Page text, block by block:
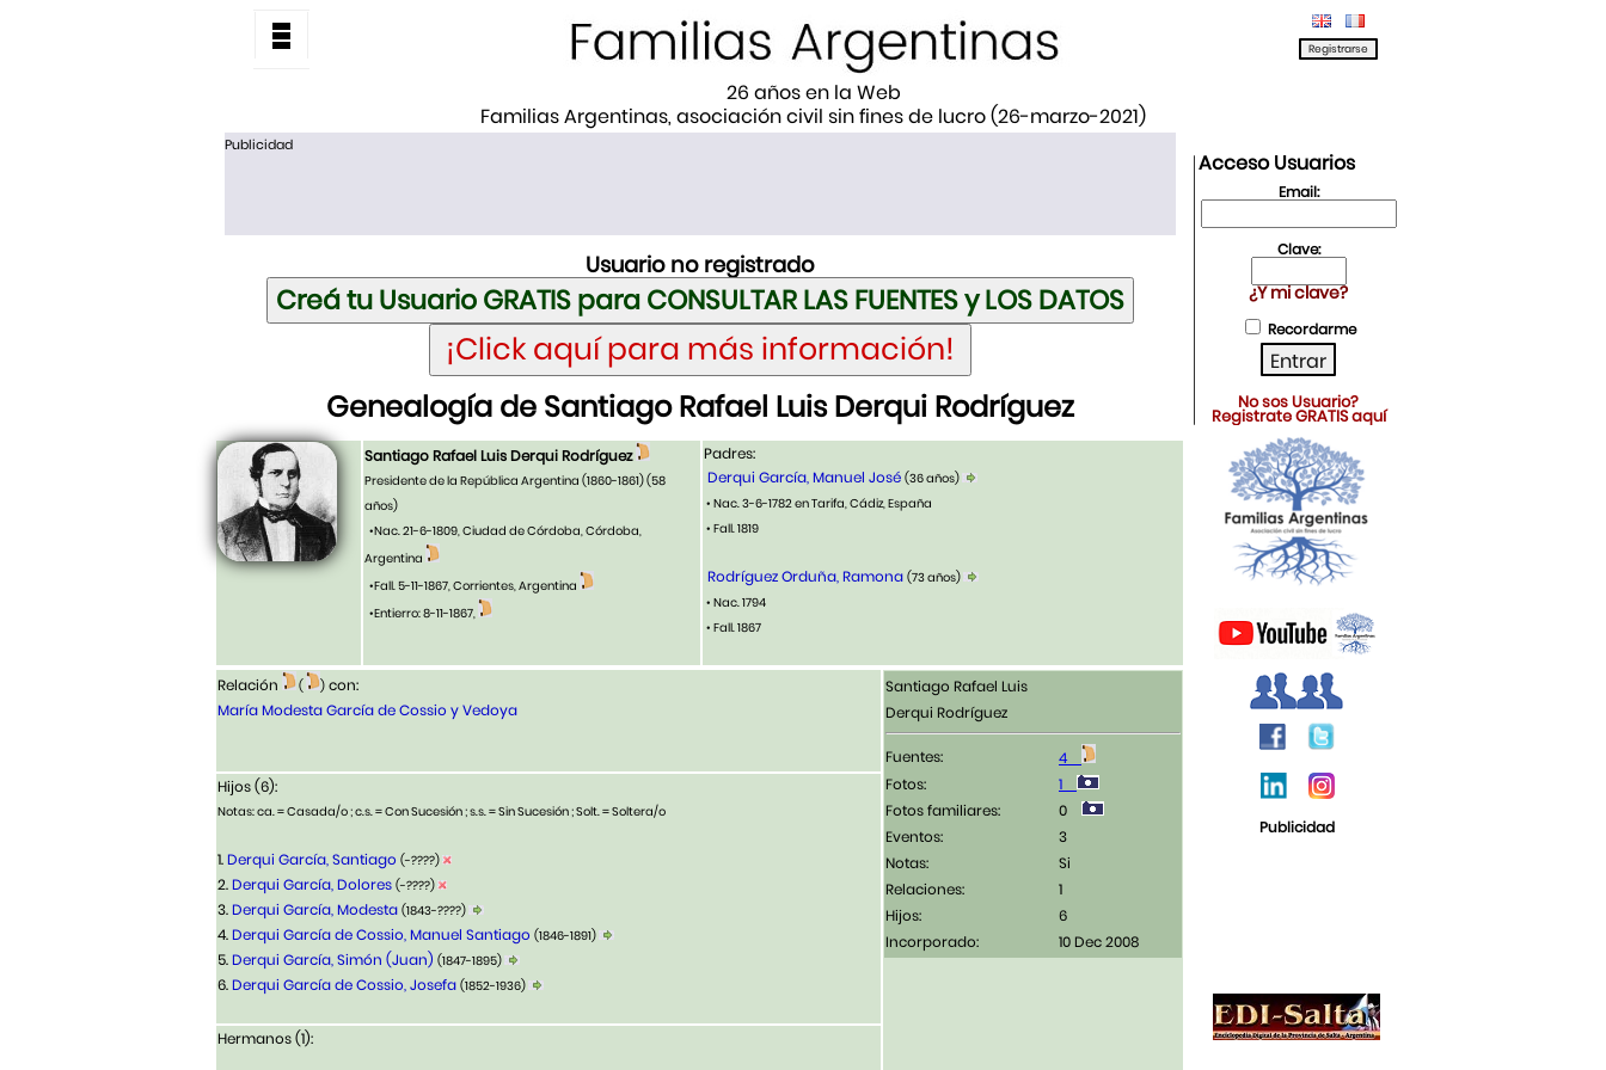
26 años en la Web
Familias Argentinas, asociación civil sin fines de lucro (26-marzo-2021)
Publicidad
Usuario no registrado
Genealogía de Santiago Rafael Luis Derqui Rodríguez
Santiago Rafael Luis Derqui Rodríguez
Presidente de la República Argentina (1860-1861)(58
años)
•Nac. 21-6-1809, Ciudad de Córdoba, Córdoba,
Argentina
•Fall. 5-11-1867, Corrientes, Argentina
•Entierro: 8-11-1867,
Padres:
Derqui García, Manuel José (36 años)
• Nac. 3-6-1782 en Tarifa, Cádiz, España
• Fall. 1819
Rodríguez Orduña, Ramona (73 años)
• Nac. 1794
• Fall. 1867
Relación ( ) con:
María Modesta García de Cossio y Vedoya
Santiago Rafael Luis
Derqui Rodríguez
Fuentes:
4
Fotos:
1
Fotos familiares:
0
Eventos:
3
Notas:
Si
Relaciones:
1
Hijos:
6
Incorporado:
10 Dec 2008
Hijos (6):
Notas: ca. = Casada/o ; c.s. = Con Sucesión ; s.s. = Sin Sucesión ; Solt. = Soltera/o
1.Derqui García, Santiago (-????)
2.Derqui García, Dolores (-????)
3.Derqui García, Modesta (1843-????)
4.Derqui García de Cossio, Manuel Santiago (1846-1891)
5.Derqui García, Simón (Juan) (1847-1895)
6.Derqui García de Cossio, Josefa (1852-1936)
Hermanos (1):
Acceso Usuarios
Email:
Clave:
¿Y mi clave?
Recordarme
No sos Usuario?
Registrate GRATIS aquí
Publicidad